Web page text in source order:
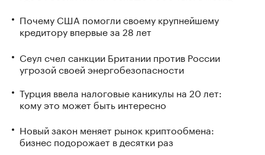
Почему США помогли своему крупнейшему
кредитору впервые за 28 лет
Сеул счел санкции Британии против России
угрозой своей энергобезопасности
Турция ввела налоговые каникулы на 20 лет:
кому это может быть интересно
Новый закон меняет рынок криптообмена:
бизнес подорожает в десятки раз